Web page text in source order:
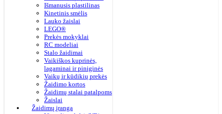
Išmanusis plastilinas
Kinetinis smėlis
Lauko žaislai
LEGO®
Prekės mokyklai
RC modeliai
Stalo žaidimai
Vaikiškos kuprinės,
lagaminai ir piniginės
Vaikų ir kūdikių prekės
Žaidimo kortos
Žaidimų stalai patalpoms
Žaislai
Žaidimų įranga